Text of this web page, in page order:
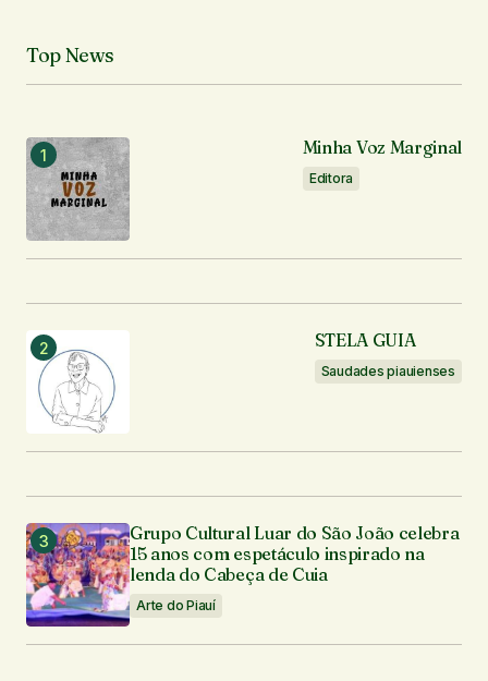
Top News
Minha Voz Marginal
Editora
STELA GUIA
Saudades piauienses
Grupo Cultural Luar do São João celebra
15 anos com espetáculo inspirado na
lenda do Cabeça de Cuia
Arte do Piauí